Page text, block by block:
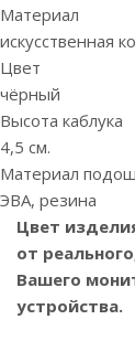
Материал
искусственная
Цвет
чёрный
Высота каблука
4,5 см.
Материал
ЭВА, резина
Цвет
от
Вашего
устройства.